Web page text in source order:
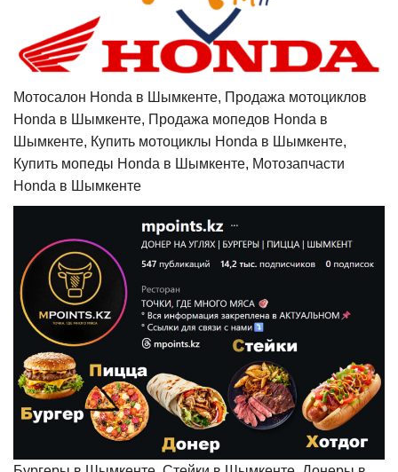
Мотосалон Honda в Шымкенте, Продажа мотоциклов
Honda в Шымкенте, Продажа мопедов Honda в
Шымкенте, Купить мотоциклы Honda в Шымкенте,
Купить мопеды Honda в Шымкенте, Мотозапчасти
Honda в Шымкенте